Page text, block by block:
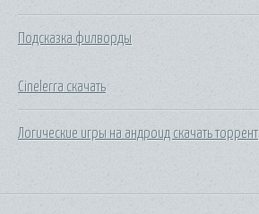
Подсказка филворды
Cinelerra скачать
Логические игры на андроид скачать торрент